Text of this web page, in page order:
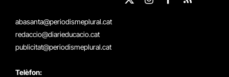
abasanta@periodismeplural.cat
redaccio@diarieducacio.cat
publicitat@periodismeplural.cat
Telèfon:
X
Instagram
Facebook
RSS